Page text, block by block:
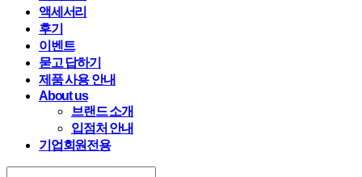
액세서리
후기
이벤트
묻고 답하기
제품 사용 안내
About us
브랜드 소개
입점처 안내
기업회원전용